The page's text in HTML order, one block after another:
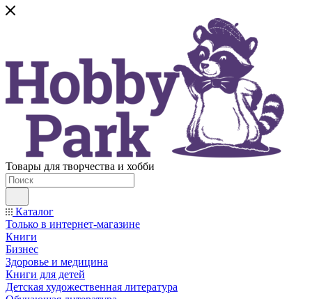
Товары для творчества и хобби
Каталог
Только в интернет-магазине
Книги
Бизнес
Здоровье и медицина
Книги для детей
Детская художественная литература